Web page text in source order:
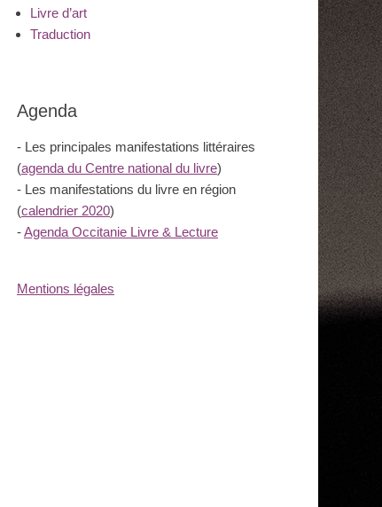
Livre d’art
Traduction
Agenda
- Les principales manifestations littéraires
(agenda du Centre national du livre)
- Les manifestations du livre en région
(calendrier 2020)
-Agenda Occitanie Livre & Lecture
Mentions légales